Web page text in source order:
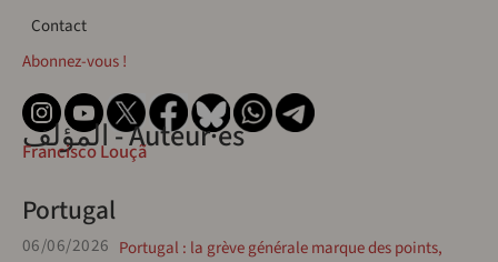
Contact
Contact
Abonnez-vous !
المؤلف - Auteur·esFrancisco Louçã
Portugal
06/06/2026 Portugal : la grève générale marque des points,